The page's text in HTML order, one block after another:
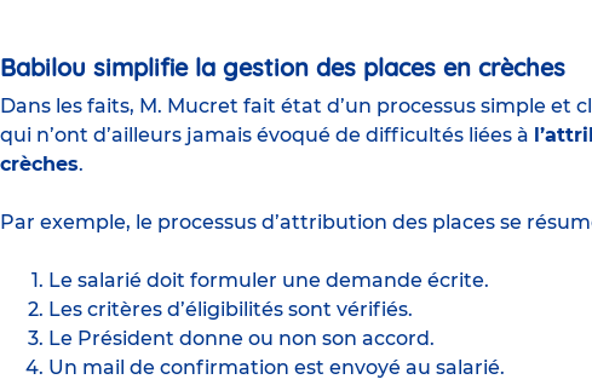
Babilou simplifie la gestion des places en crèches
Dans les faits, M. Mucret fait état d’un processus simple et
qui n’ont d’ailleurs jamais évoqué de difficultés liées à
crèches.
Par exemple, le processus d’attribution des places se
Le salarié doit formuler une demande écrite.
Les critères d’éligibilités sont vérifiés.
Le Président donne ou non son accord.
Un mail de confirmation est envoyé au salarié.